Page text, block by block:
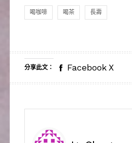
喝咖啡 喝茶 長壽
分享此文： FacebookX